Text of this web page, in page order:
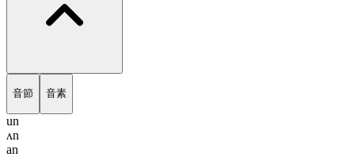
音節 音素
un
ʌn
an